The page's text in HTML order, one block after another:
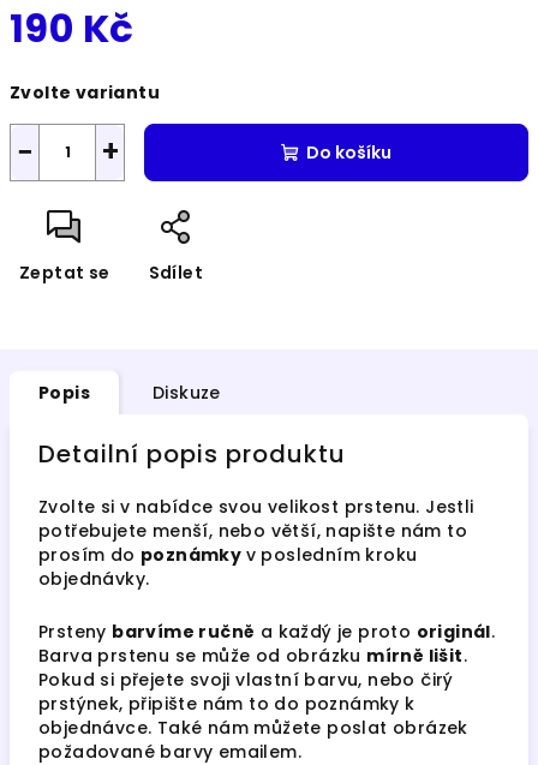
190 Kč
cena:
Zvolte variantu
+
− Do košíku
Zeptat se Sdílet
Popis Diskuze
Detailní popis produktu
Zvolte si v nabídce svou velikost prstenu. Jestli
potřebujete menší, nebo větší, napište nám to
prosím do poznámky v posledním kroku
objednávky.
Prsteny barvíme ručně a každý je proto originál.
Barva prstenu se může od obrázku mírně lišit.
Pokud si přejete svoji vlastní barvu, nebo čirý
prstýnek, připište nám to do poznámky k
objednávce. Také nám můžete poslat obrázek
požadované barvy emailem.